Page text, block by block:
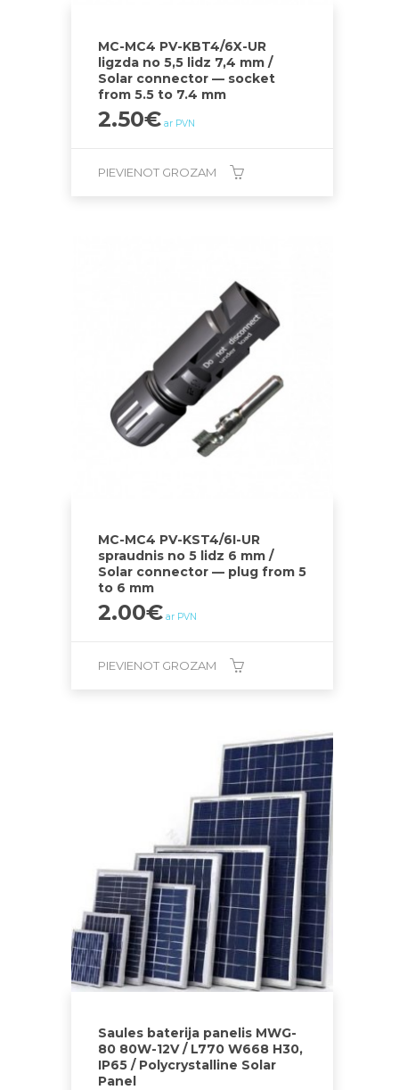
MC-MC4 PV-KBT4/6X-UR
ligzda no 5,5 lidz 7,4 mm /
Solar connector — socket
from 5.5 to 7.4 mm
2.50€ ar PVN
PIEVIENOT GROZAM
MC-MC4 PV-KST4/6I-UR
spraudnis no 5 lidz 6 mm /
Solar connector — plug from 5
to 6 mm
2.00€ ar PVN
PIEVIENOT GROZAM
Saules baterija panelis MWG-
80 80W-12V / L770 W668 H30,
IP65 / Polycrystalline Solar
Panel